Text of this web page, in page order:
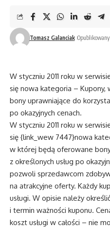
Tomasz Galanciak Opublikowany
W styczniu 2011 roku w
się nowa kategoria –
bony uprawniające do
po okazyjnych cenach.
W styczniu 2011 roku w
się {link_wew 7447}nowa
w której będą oferowane
z określonych usług po
pozwoli sprzedawcom
na atrakcyjne oferty. Każdy
usługi. W opisie należy
i termin ważności kuponu.
koszt usługi w całości – nie